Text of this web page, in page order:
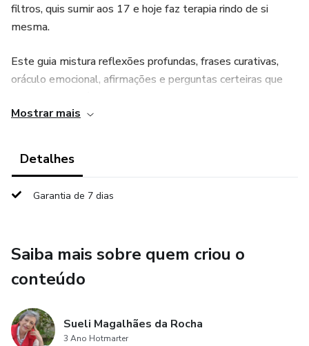
filtros, quis sumir aos 17 e hoje faz terapia rindo de si
mesma.
Este guia mistura reflexões profundas, frases curativas,
oráculo emocional, afirmações e perguntas certeiras que
você.
camadas também.
Mostrar mais
Detalhes
Garantia de 7 dias
Saiba mais sobre quem criou o
conteúdo
Sueli Magalhães da Rocha
3 Ano Hotmarter